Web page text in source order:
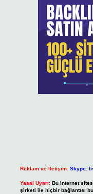
Reklam ve İletişim: Skype:
Yasal Uyarı: Bu internet
şirketi ile hiçbir bağlantısı